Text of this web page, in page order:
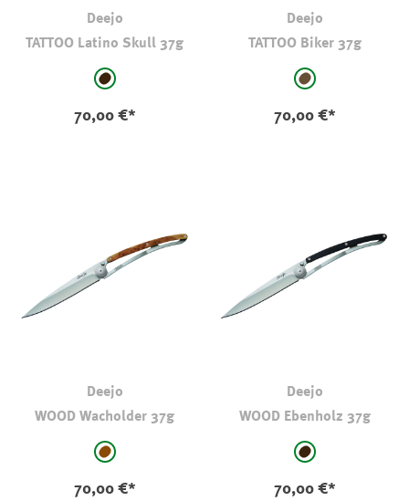
Deejo
TATTOO Latino Skull 37g
auswählen
schwarz-braun
70,00 €*
Deejo
TATTOO Biker 37g
auswählen
braun
70,00 €*
Deejo
WOOD Wacholder 37g
auswählen
mittelbraun
70,00 €*
Deejo
WOOD Ebenholz 37g
auswählen
schwarz-braun
70,00 €*